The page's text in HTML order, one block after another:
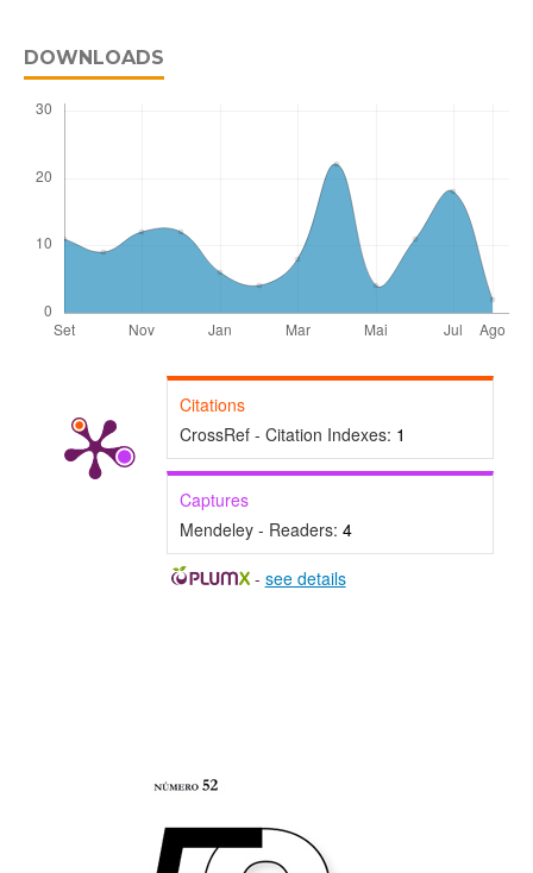
DOWNLOADS
Citations
CrossRef - Citation Indexes: 1
Captures
Mendeley - Readers: 4
- see details